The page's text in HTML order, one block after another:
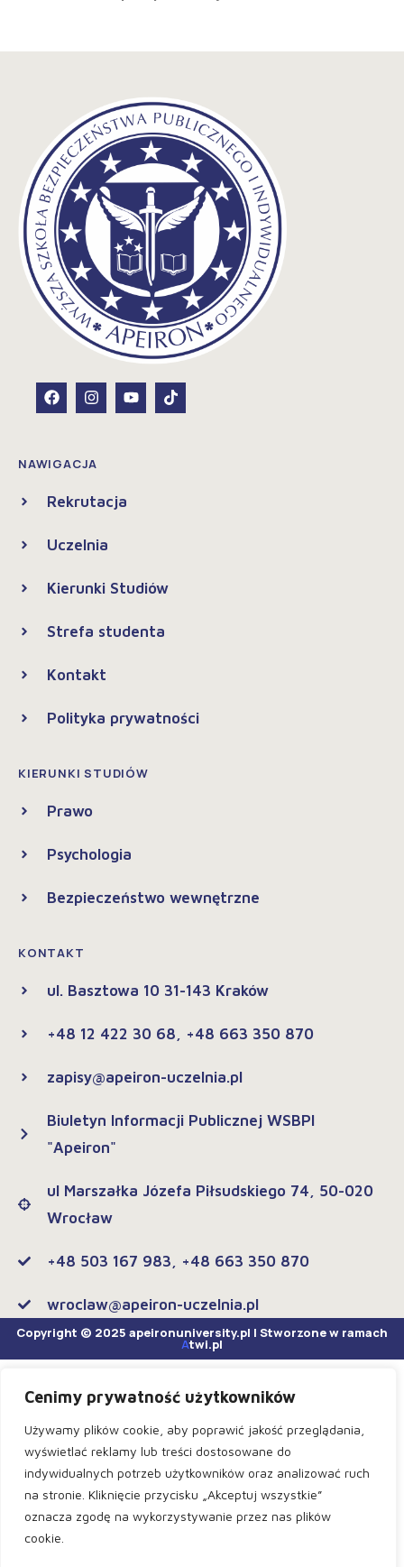
Cenimy prywatność użytkowników
Używamy plików cookie, aby poprawić jakość przeglądania,
wyświetlać reklamy lub treści dostosowane do
indywidualnych potrzeb użytkowników oraz analizować ruch
na stronie. Kliknięcie przycisku „Akceptuj wszystkie”
oznacza zgodę na wykorzystywanie przez nas plików
cookie.
NAWIGACJA
Rekrutacja
Uczelnia
Kierunki Studiów
Strefa studenta
Kontakt
Polityka prywatności
KIERUNKI STUDIÓW
Prawo
Psychologia
Bezpieczeństwo wewnętrzne
KONTAKT
ul. Basztowa 10 31-143 Kraków
+48 12 422 30 68, +48 663 350 870
zapisy@apeiron-uczelnia.pl
Biuletyn Informacji Publicznej WSBPI
"Apeiron"
ul Marszałka Józefa Piłsudskiego 74, 50-020
Wrocław
+48 503 167 983, +48 663 350 870
wroclaw@apeiron-uczelnia.pl
Copyright © 2025 apeironuniversity.pl | Stworzone w ramach
Atwi.pl